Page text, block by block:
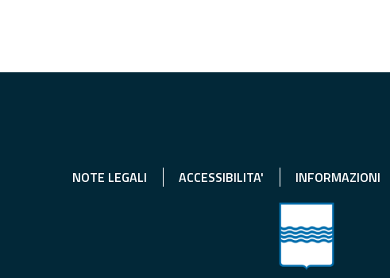
NOTE LEGALI ACCESSIBILITA' INFORMAZIONI